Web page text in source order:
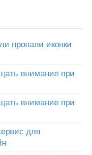
пропали иконки
внимание при
внимание при
для